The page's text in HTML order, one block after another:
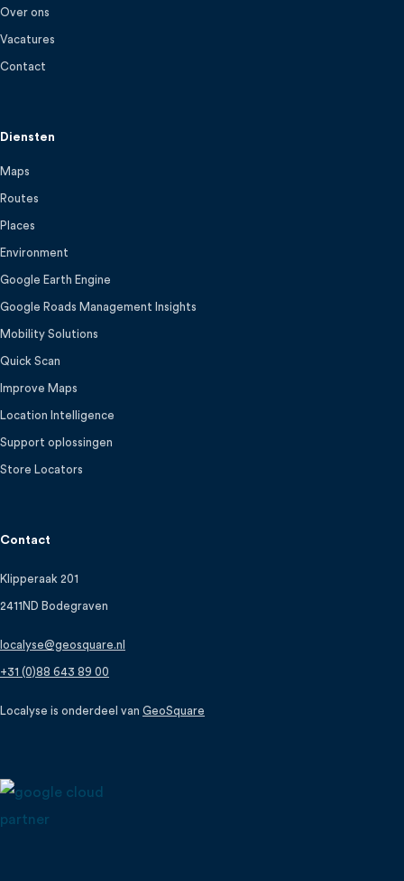
Over ons
Vacatures
Contact
Diensten
Maps
Routes
Places
Environment
Google Earth Engine
Google Roads Management Insights
Mobility Solutions
Quick Scan
Improve Maps
Location Intelligence
Support oplossingen
Store Locators
Contact
Klipperaak 201
2411ND Bodegraven
localyse@geosquare.nl
+31 (0)88 643 89 00
Localyse is onderdeel van GeoSquare